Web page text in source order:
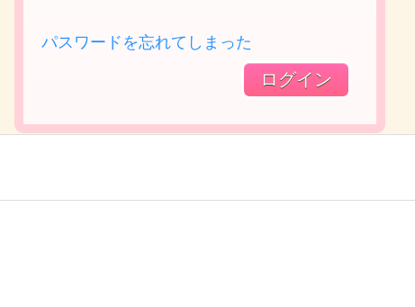
パスワードを忘れてしまった